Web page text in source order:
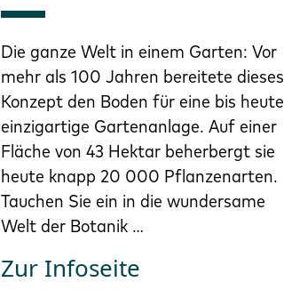
Die ganze Welt in einem Garten: Vor
mehr als 100 Jahren bereitete dieses
Konzept den Boden für eine bis heute
einzigartige Gartenanlage. Auf einer
Fläche von 43 Hektar beherbergt sie
heute knapp 20 000 Pflanzenarten.
Tauchen Sie ein in die wundersame
Welt der Botanik …
Zur Infoseite